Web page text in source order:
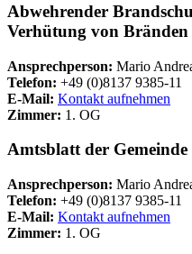
Abwehrender
Verhütung von Bränden
Ansprechperson: Mario
Telefon: +49 (0)8137 9385-11
E-Mail: Kontakt aufnehmen
Zimmer: 1. OG
Amtsblatt der Gemeinde
Ansprechperson: Mario
Telefon: +49 (0)8137 9385-11
E-Mail: Kontakt aufnehmen
Zimmer: 1. OG